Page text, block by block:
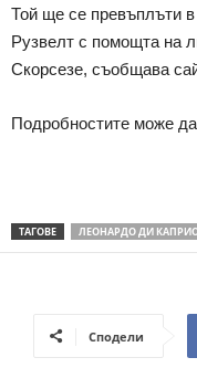
Той ще се превъплъти
Рузвелт с помощта на
Скорсезе, съобщава
Подробностите може
ТАГОВЕ ЛЕОНАРДО ДИ
Сподели